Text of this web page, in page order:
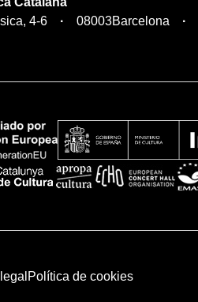
4-6
08003Barcelona
Política de cookies